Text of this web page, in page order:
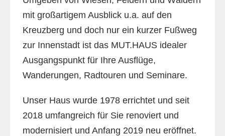
mit großartigem Ausblick u.a. auf den
Kreuzberg und doch nur ein kurzer Fußweg
zur Innenstadt ist das MUT.HAUS idealer
Ausgangspunkt für Ihre Ausflüge,
Wanderungen, Radtouren und Seminare.
Unser Haus wurde 1978 errichtet und seit
2018 umfangreich für Sie renoviert und
modernisiert und Anfang 2019 neu eröffnet.